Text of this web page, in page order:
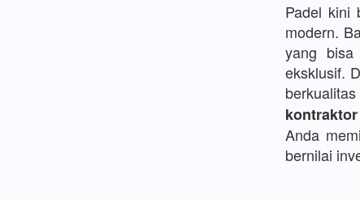
Padel kini
modern.
yang
eksklusif.
Anda
bernilai